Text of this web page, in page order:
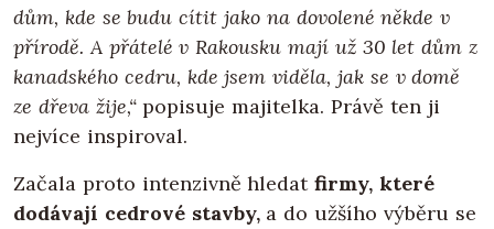
dům, kde se budu cítit jako na dovolené někde v
přírodě. A přátelé v Rakousku mají už 30 let dům z
kanadského cedru, kde jsem viděla, jak se v domě
ze dřeva žije,“popisuje majitelka. Právě ten ji
nejvíce inspiroval.
Začala proto intenzivně hledatfirmy, které
dodávají cedrové stavby,a do užšího výběru se